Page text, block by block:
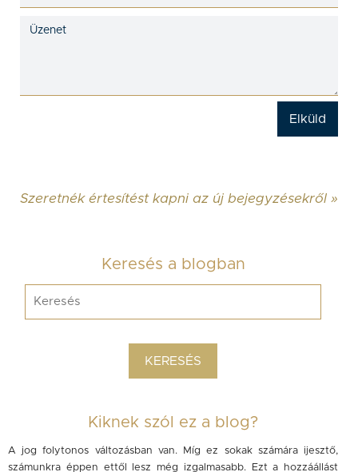
Szeretnék értesítést kapni az új bejegyzésekről »
Keresés a blogban
Kiknek szól ez a blog?
A jog folytonos változásban van. Míg ez sokak számára ijesztő,
számunkra éppen ettől lesz még izgalmasabb. Ezt a hozzáállást